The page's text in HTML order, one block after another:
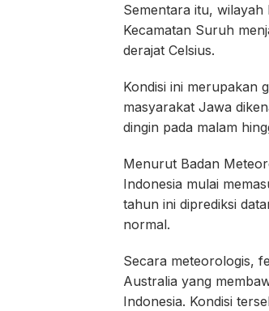
Sementara itu, wilayah
Kecamatan Suruh
derajat Celsius.
Kondisi ini merupakan
masyarakat Jawa
dingin pada malam
Menurut Badan
Indonesia mulai
tahun ini diprediksi
normal.
Secara meteorologis,
Australia yang
Indonesia. Kondisi